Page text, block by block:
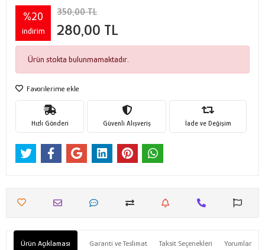
%20
indirim
350,00 TL
280,00 TL
Ürün stokta bulunmamaktadır.
Favorilerime ekle
Hızlı Gönderi Güvenli Alışveriş İade ve Değişim
Ürün Açıklaması Garanti ve Teslimat Taksit Seçenekleri Yorumlar